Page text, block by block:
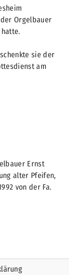
Orgelbauer
sie der
am
Ernst
alter Pfeifen,
von der Fa.